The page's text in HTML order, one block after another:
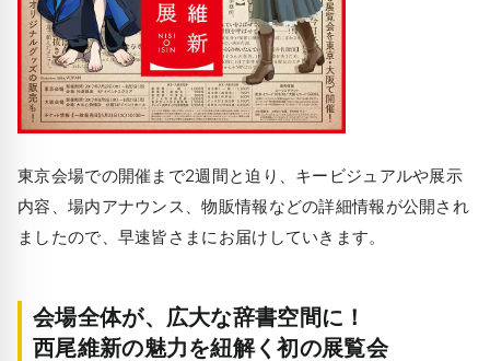
東京会場での開催まで2週間と迫り、キービジュアルや展示
内容、場内アナウンス、物販情報などの詳細情報が公開され
ましたので、早速皆さまにお届けしていきます。
会場全体が、広大な辞書空間に！
西尾維新の魅力を紐解く初の展覧会